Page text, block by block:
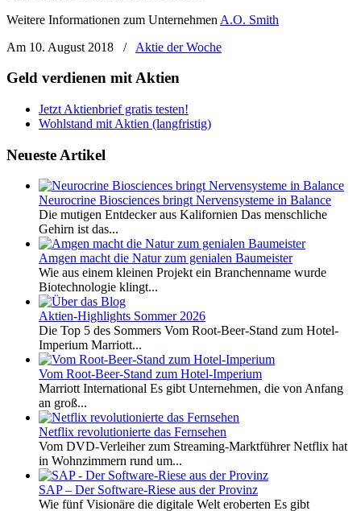
Weitere Informationen zum Unternehmen A.O. Smith
Am 10. August 2018
/ Aktie der Woche
Geld verdienen mit Aktien
Jetzt Aktienbrief gratis testen!
Wohlstand mit Aktien (langfristig)
Neueste Artikel
Neurocrine Biosciences bringt Nervensysteme in Balance
Die mutigen Entdecker aus Kalifornien Das menschliche
Gehirn ist das...
Amgen macht die Natur zum genialen Baumeister
Wie aus einem kleinen Projekt ein Branchenname wurde
Biotechnologie klingt...
Aktien-Highlights Sommer 2026
Die Top 5 des Sommers Vom Root-Beer-Stand zum Hotel-
Imperium Marriott...
Vom Root-Beer-Stand zum Hotel-Imperium
Marriott International Es gibt Unternehmen, die von Anfang
an groß...
Netflix revolutionierte das Fernsehen
Vom DVD-Verleiher zum Streaming-Marktführer Netflix hat
in Wohnzimmern rund um...
SAP – Der Software-Riese aus der Provinz
Wie fünf Visionäre die digitale Welt eroberten Es gibt